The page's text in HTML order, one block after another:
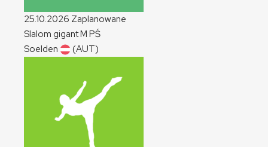
25.10.2026 Zaplanowane
Slalom gigantM PŚ
Soelden
(AUT)